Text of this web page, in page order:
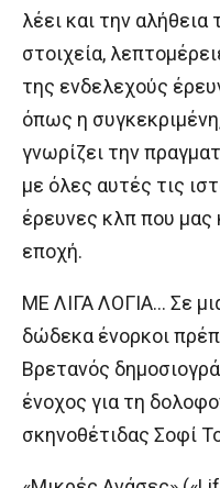
λέει και την
στοιχεία,
της ενδελεχούς
όπως η
γνωρίζει την
με όλες αυτές τις
έρευνες κλπ που μας
εποχή.
ΜΕ ΛΙΓΑ ΛΟΓΙΑ… Σε
δώδεκα ένορκοι
Βρετανός
ένοχος για τη
σκηνοθέτιδας Σοφί